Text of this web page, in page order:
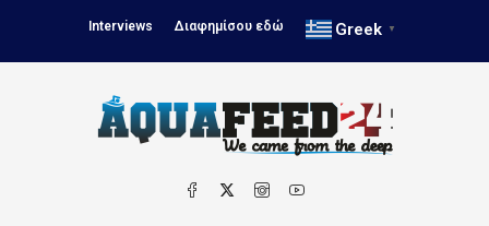
Interviews Διαφημίσου εδώ Greek ▼